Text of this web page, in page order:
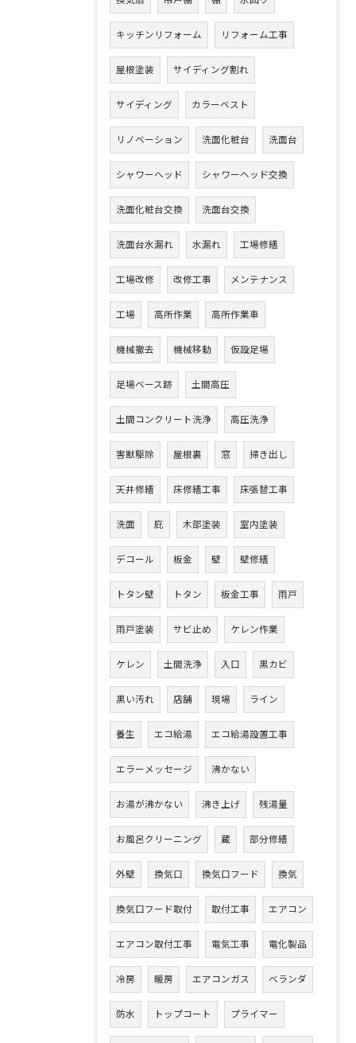
キッチンリフォーム リフォーム工事
屋根塗装 サイディング割れ
サイディング カラーベスト
リノベーション 洗面化粧台 洗面台
シャワーヘッド シャワーヘッド交換
洗面化粧台交換 洗面台交換
洗面台水漏れ 水漏れ 工場修繕
工場改修 改修工事 メンテナンス
工場 高所作業 高所作業車
機械撤去 機械移動 仮設足場
足場ベース跡 土間高圧
土間コンクリート洗浄 高圧洗浄
害獣駆除 屋根裏 窓 掃き出し
天井修繕 床修繕工事 床張替工事
洗面 庇 木部塗装 室内塗装
デコール 板金 壁 壁修繕
トタン壁 トタン 板金工事 雨戸
雨戸塗装 サビ止め ケレン作業
ケレン 土間洗浄 入口 黒カビ
黒い汚れ 店舗 現場 ライン
養生 エコ給湯 エコ給湯設置工事
エラーメッセージ 沸かない
お湯が沸かない 沸き上げ 残湯量
お風呂クリーニング 蔵 部分修繕
外壁 換気口 換気口フード 換気
換気口フード取付 取付工事 エアコン
エアコン取付工事 電気工事 電化製品
冷房 暖房 エアコンガス ベランダ
防水 トップコート プライマー